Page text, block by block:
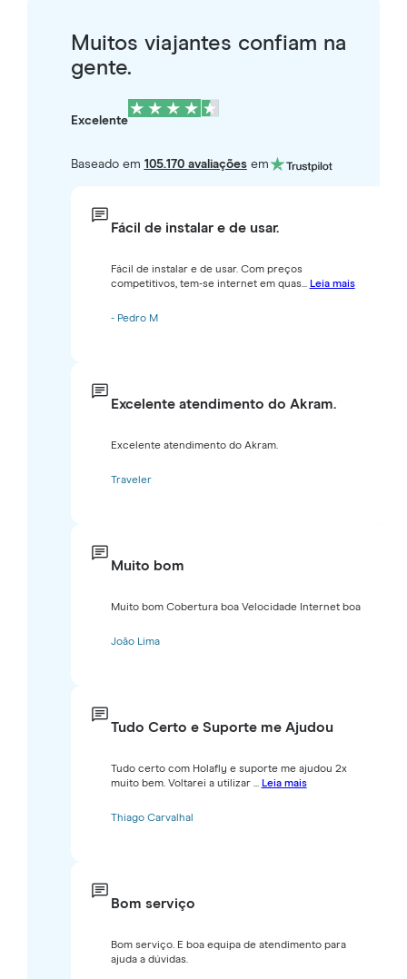
Muitos viajantes confiam na
gente.
Excelente
Baseado em 105.170 avaliaçõesem
Fácil de instalar e de usar.
Fácil de instalar e de usar. Com preços
competitivos, tem-se internet em quas... Leia mais
- Pedro M
Excelente atendimento do Akram.
Excelente atendimento do Akram.
Traveler
Muito bom
Muito bom Cobertura boa Velocidade Internet boa
João Lima
Tudo Certo e Suporte me Ajudou
Tudo certo com Holafly e suporte me ajudou 2x
muito bem. Voltarei a utilizar ... Leia mais
Thiago Carvalhal
Bom serviço
Bom serviço. E boa equipa de atendimento para
ajuda a dúvidas.